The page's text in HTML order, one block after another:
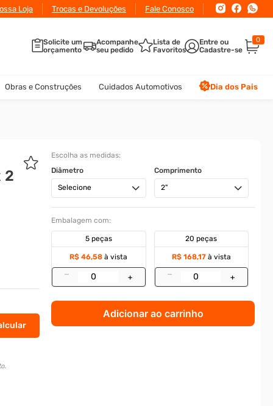
Loja Trocas e Devoluções Fale Conosco
Solicite um
orçamento
Acompanhe
seu pedido
Lista de
Favoritos
0
Obras e Construções Cuidados Automotivos Dia dos Pais
2
Escolha as medidas:
Diâmetro
Selecione
Comprimento
2"
Embalagem com:
5 peças
R$ 46,58 à vista
– +
20 peças
R$ 168,17à vista
– +
Adicionar ao carrinho